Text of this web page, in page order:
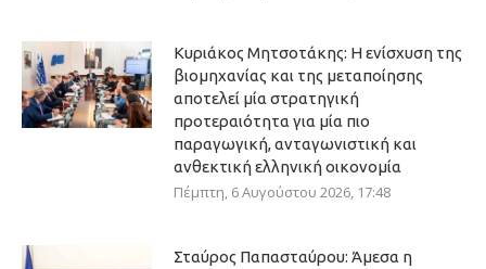
Κυριάκος Μητσοτάκης: Η ενίσχυση της
βιομηχανίας και της μεταποίησης
αποτελεί μία στρατηγική
προτεραιότητα για μία πιο
παραγωγική, ανταγωνιστική και
ανθεκτική ελληνική οικονομία
Πέμπτη, 6 Αυγούστου 2026, 17:48
Σταύρος Παπασταύρου: Άμεσα η